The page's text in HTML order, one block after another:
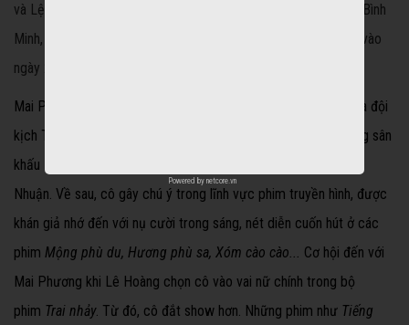
và Lệ Quyên vào cuối tháng 8, các diễn viên: Nhan Phúc Vinh, Bình
Minh, Quách Ngọc Ngoan... sẽ tổ chức trận bóng đá giao hữu vào
ngày 23/8 ở TP HCM để quyên tiền hỗ trợ cô.
Mai Phương bén duyên nghệ thuật từ năm 10 tuổi khi tham gia đội
kịch Tuổi Ngọc. Sau khi tốt nghiệp khoa Kịch nói của Cao đẳng sân
khấu - điện ảnh TP HCM, cô đầu quân cho sân khấu kịch Phú
Nhuận. Về sau, cô gây chú ý trong lĩnh vực phim truyền hình, được
khán giả nhớ đến với nụ cười trong sáng, nét diễn cuốn hút ở các
phim Mộng phù du, Hương phù sa, Xóm cào cào... Cơ hội đến với
Mai Phương khi Lê Hoàng chọn cô vào vai nữ chính trong bộ
phim Trai nhảy. Từ đó, cô đắt show hơn. Những phim như Tiếng
Powered by netcore.vn